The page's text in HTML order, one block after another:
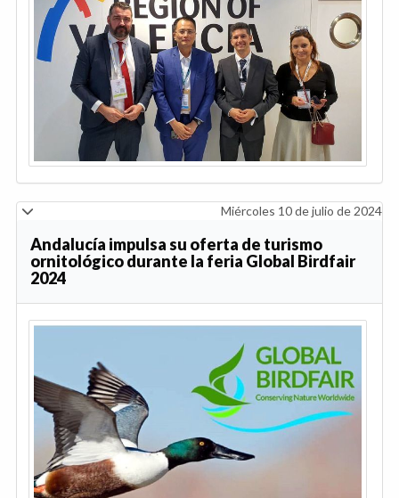
Miércoles 10 de julio de 2024
Andalucía impulsa su oferta de turismo
ornitológico durante la feria Global Birdfair
2024